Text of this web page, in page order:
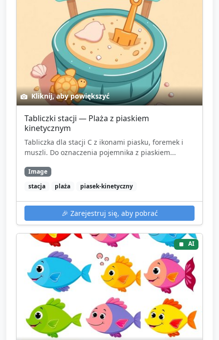
Kliknij, aby powiększyć
Tabliczki stacji — Plaża z piaskiem
kinetycznym
Tabliczka dla stacji C z ikonami piasku, foremek i
muszli. Do oznaczenia pojemnika z piaskiem...
Image
stacja
plaża piasek-kinetyczny
🎉 Zarejestruj się, aby pobrać
AI